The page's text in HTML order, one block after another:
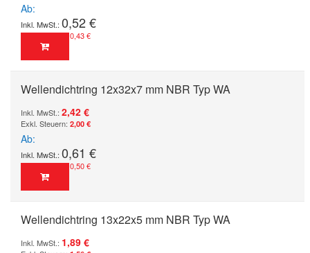
Ab
0,52 €
0,43 €
Wellendichtring 12x32x7 mm NBR Typ WA
2,42 €
2,00 €
Ab
0,61 €
0,50 €
Wellendichtring 13x22x5 mm NBR Typ WA
1,89 €